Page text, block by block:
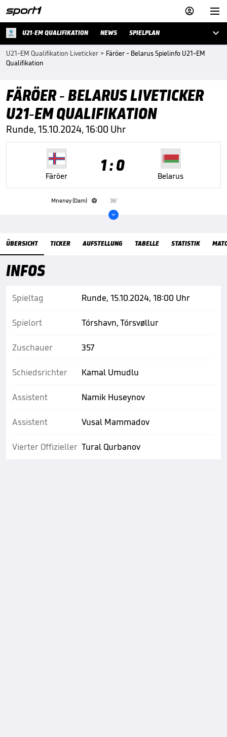


U21-EM QUALIFIKATION NEWS SPIELPLAN 
U21-EM Qualifikation Liveticker > Färöer - Belarus Spielinfo U21-EM
Qualifikation
FÄRÖER - BELARUS LIVETICKER
U21-EM QUALIFIKATION
Runde, 15.10.2024, 16:00 Uhr
Färöer
1 : 0
Belarus
Mneney (Dam)  36'

ÜBERSICHT TICKER AUFSTELLUNG TABELLE STATISTIK
Übersicht
INFOS
Spieltag
Spielort
Zuschauer
Schiedsrichter
Assistent
Assistent
Vierter Offizieller
Runde, 15.10.2024, 18:00 Uhr
Tórshavn, Tórsvøllur
357
Kamal Umudlu
Namik Huseynov
Vusal Mammadov
Tural Qurbanov